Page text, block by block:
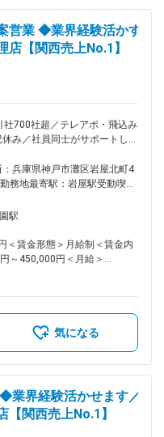
法を学びます。 ・いきなり
りません。お客様に顔を覚え
ちを目指します。 ＜それ
ジメントスキルも学べる階
もあります。 ・成績だけで
、メンバーの努力を昇給、昇
※提案に悩んだ時は「一緒に訪
してくれる先輩社員も多く所
ナソニックの代理店コンテス
No.1を50年以上連続で獲得
なく、施工＆設置までワンス
は。 ・パナソニック製品と
の高さも強みに、成長を続け
社の定める業務
営業 ◆業界経験活かす
【関西売上No.1】
社700社超／テレアポ・飛込み
み／社員同士がサポートし合
バス、トイレ、電化設備な
合わせ ・新築やリフォーム
に合わせた商品のご提案 ◎
のお客様を担当し、1日2～3
や飛び込み営業はなし、社有
「モダンな色合いを重視した
ンに入れ替えたい」など、依
を丁寧にヒアリングしなが
法を学びます。 ・いきなり
りません。お客様に顔を覚え
ちを目指します。 ＜それ
ジメントスキルも学べる階
もあります。 ・成績だけで
兵庫県神戸市灘区岩屋北町4
務地最寄駅：岩屋駅受動喫煙
会社の定める事業所
駅
＜賃金形態＞月給制＜賃金内
～450,000円＜月給＞
り■社員の年収例：・年収580
・年収460万円／26歳／月
金額であり、選考を通じて
気になる
業界経験活かせます／
関西売上No.1】